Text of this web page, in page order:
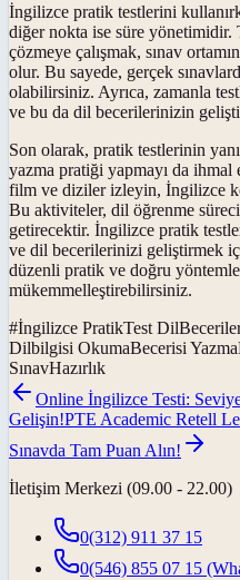
İngilizce pratik testlerini
diğer nokta ise süre
çözmeye çalışmak, sınav
olur. Bu sayede, gerçek
olabilirsiniz. Ayrıca, zamanla
ve bu da dil becerilerinizin
Son olarak, pratik testlerinin
yazma pratiği yapmayı da
film ve diziler izleyin, İngilizce
Bu aktiviteler, dil öğrenme
getirecektir. İngilizce pratik
ve dil becerilerinizi geliştirmek
düzenli pratik ve doğru
mükemmelleştirebilirsiniz.
#İngilizce PratikTest
Dilbilgisi OkumaBecerisi
SınavHazırlık
Online İngilizce Testi:
Gelişin!PTE Academic Retell
Sınavda Tam Puan Alın!
İletişim Merkezi (09.00 - 22.00)
0(312) 911 37 15
0(546) 855 07 15